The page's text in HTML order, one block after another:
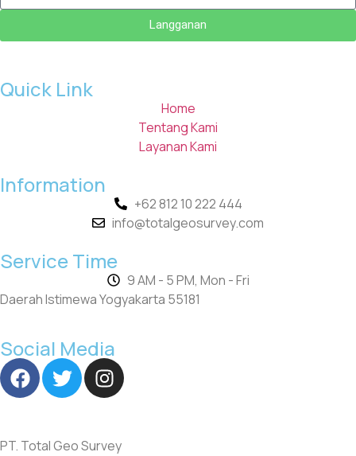
Langganan
Quick Link
Home
Tentang Kami
Layanan Kami
Information
+62 812 10 222 444
info@totalgeosurvey.com
Service Time
9 AM - 5 PM, Mon - Fri
Daerah Istimewa Yogyakarta 55181
Social Media
PT. Total Geo Survey